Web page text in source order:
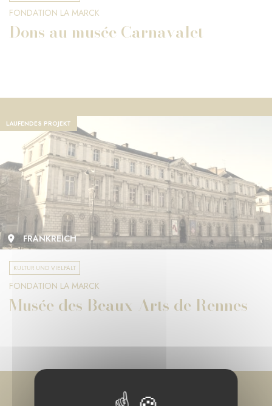
FONDATION LA MARCK
Dons au musée Carnavalet
LAUFENDES PROJEKT
FRANKREICH
KULTUR UND VIELFALT
FONDATION LA MARCK
Musée des Beaux-Arts de Rennes